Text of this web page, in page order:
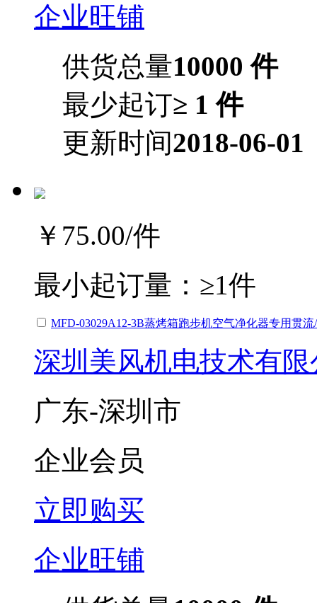
企业旺铺
供货总量10000 件
最少起订≥ 1 件
更新时间2018-06-01
￥75.00/件
最小起订量： ≥1件
MFD-03029A12-3B蒸烤箱跑步机空气净化器专用贯
深圳美风机电技术有限
广东-深圳市
企业会员
立即购买
企业旺铺